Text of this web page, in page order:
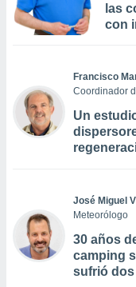
las
con
Francisco
Coordinador
Un
José Miguel
Meteorólogo
30 años
camping
sufrió dos